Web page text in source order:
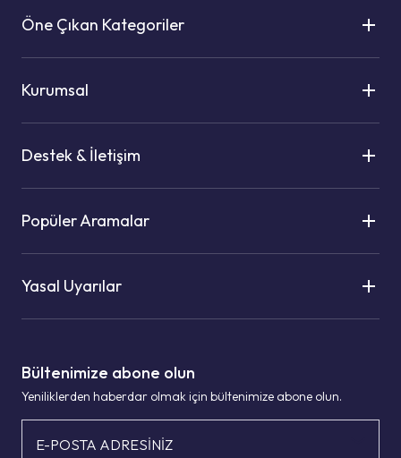
Bültenimize abone olun
Yeniliklerden haberdar olmak için bültenimize abone olun.
E-POSTA ADRESİNİZ
Öne Çıkan Kategoriler
Kurumsal
Destek & İletişim
Popüler Aramalar
Yasal Uyarılar